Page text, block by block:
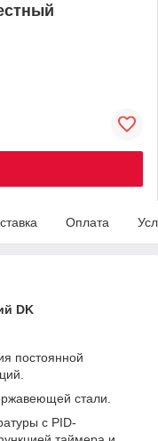
Оплата
DK
постоянной
стали.
с PID-